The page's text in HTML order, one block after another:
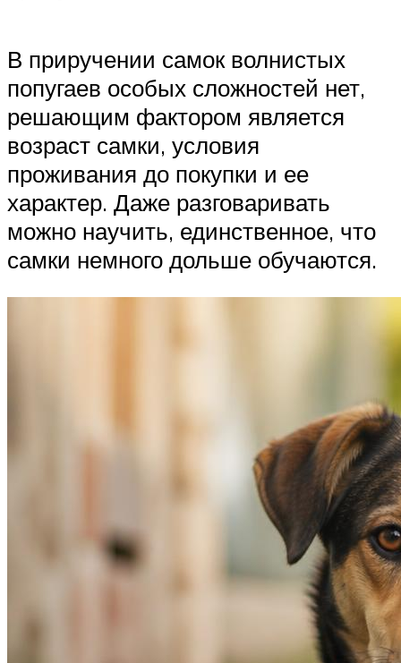
В приручении самок волнистых
попугаев особых сложностей нет,
решающим фактором является
возраст самки, условия
проживания до покупки и ее
характер. Даже разговаривать
можно научить, единственное, что
самки немного дольше обучаются.